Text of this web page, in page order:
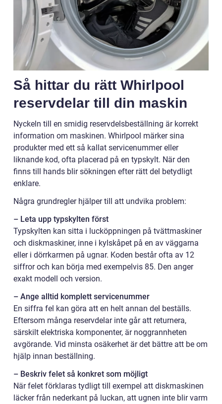
Så hittar du rätt Whirlpool
reservdelar till din maskin
Nyckeln till en smidig reservdelsbeställning är korrekt
information om maskinen. Whirlpool märker sina
produkter med ett så kallat servicenummer eller
liknande kod, ofta placerad på en typskylt. När den
finns till hands blir sökningen efter rätt del betydligt
enklare.
Några grundregler hjälper till att undvika problem:
– Leta upp typskylten först
Typskylten kan sitta i lucköppningen på tvättmaskiner
och diskmaskiner, inne i kylskåpet på en av väggarna
eller i dörrkarmen på ugnar. Koden består ofta av 12
siffror och kan börja med exempelvis 85. Den anger
exakt modell och version.
– Ange alltid komplett servicenummer
En siffra fel kan göra att en helt annan del beställs.
Eftersom många reservdelar inte går att returnera,
särskilt elektriska komponenter, är noggrannheten
avgörande. Vid minsta osäkerhet är det bättre att be om
hjälp innan beställning.
– Beskriv felet så konkret som möjligt
När felet förklaras tydligt till exempel att diskmaskinen
läcker från nederkant på luckan, att ugnen inte blir varm